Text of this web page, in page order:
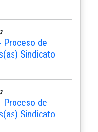
Proceso de
Sindicato
Proceso de
Sindicato